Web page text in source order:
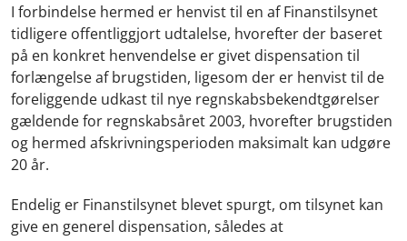
I forbindelse hermed er henvist til en af Finanstilsynet
tidligere offentliggjort udtalelse, hvorefter der baseret
på en konkret henvendelse er givet dispensation til
forlængelse af brugstiden, ligesom der er henvist til de
foreliggende udkast til nye regnskabsbekendtgørelser
gældende for regnskabsåret 2003, hvorefter brugstiden
og hermed afskrivningsperioden maksimalt kan udgøre
20 år.
Endelig er Finanstilsynet blevet spurgt, om tilsynet kan
give en generel dispensation, således at